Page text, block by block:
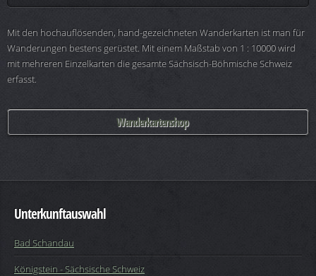
Mit den hochauflösenden, hand-gezeichneten Wanderkarten ist man für
Wanderungen bestens gerüstet. Mit einem Maßstab von 1 : 10000 wird
mit mehreren Einzelkarten die gesamte Sächsisch-Böhmische Schweiz
erfasst.
Wanderkartenshop
Unterkunftauswahl
Bad Schandau
Königstein - Sächsische Schweiz